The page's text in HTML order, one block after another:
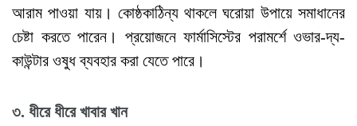
আরাম পাওয়া যায়। কোষ্ঠকাঠিন্য থাকলে ঘরোয়া উপায়ে সমাধানের
চেষ্টা করতে পারেন। প্রয়োজনে ফার্মাসিস্টের পরামর্শে ওভার-দ্য-
কাউন্টার ওষুধ ব্যবহার করা যেতে পারে।
৩. ধীরে ধীরে খাবার খান